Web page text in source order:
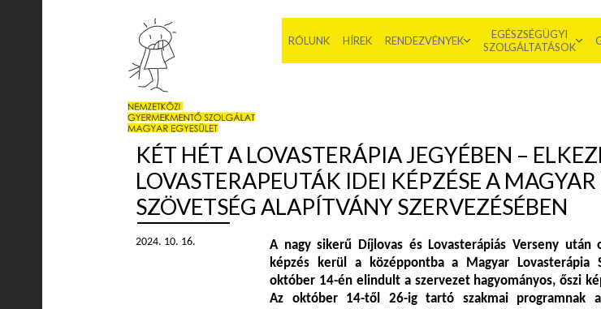
RÓLUNK HÍREK RENDEZVÉNYEK
EGÉSZSÉGÜGYI
SZOLGÁLTATÁSOK
KÉT HÉT A LOVASTERÁPIA JEGYÉBEN –
LOVASTERAPEUTÁK IDEI KÉPZÉSE A
SZÖVETSÉG ALAPÍTVÁNY SZERVEZÉSÉBEN
2024. 10. 16.
A nagy sikerű Díjlovas és Lovasterápiás Verseny után
képzés kerül a középpontba a Magyar Lovasterápia
október 14-én elindult a szervezet hagyományos, őszi
Az október 14-től 26-ig tartó szakmai programnak